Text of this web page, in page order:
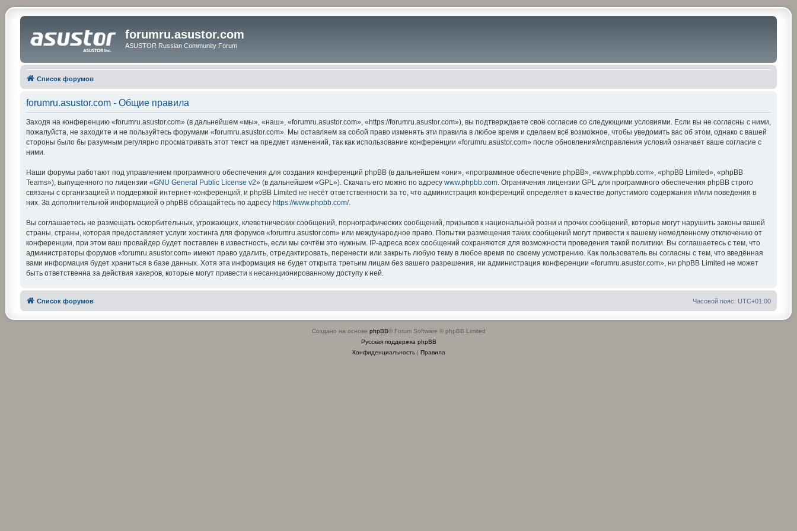
forumru.asustor.com
ASUSTOR Russian Community Forum
Список форумов
forumru.asustor.com - Общие правила
Заходя на конференцию «forumru.asustor.com» (в дальнейшем «мы», «наш», «forumru.asustor.com», «https://forumru.asustor.com»), вы подтверждаете своё согласие со следующими условиями. Если вы не согласны с ними,
пожалуйста, не заходите и не пользуйтесь форумами «forumru.asustor.com». Мы оставляем за собой право изменять эти правила в любое время и сделаем всё возможное, чтобы уведомить вас об этом, однако с вашей
стороны было бы разумным регулярно просматривать этот текст на предмет изменений, так как использование конференции «forumru.asustor.com» после обновления/исправления условий означает ваше согласие с
ними.
Наши форумы работают под управлением программного обеспечения для создания конференций phpBB (в дальнейшем «они», «программное обеспечение phpBB», «www.phpbb.com», «phpBB Limited», «phpBB
Teams»), выпущенного по лицензии «GNU General Public License v2» (в дальнейшем «GPL»). Скачать его можно по адресу www.phpbb.com. Ограничения лицензии GPL для программного обеспечения phpBB строго
связаны с организацией и поддержкой интернет-конференций, и phpBB Limited не несёт ответственности за то, что администрация конференций определяет в качестве допустимого содержания и/или поведения в
них. За дополнительной информацией о phpBB обращайтесь по адресу https://www.phpbb.com/.
Вы соглашаетесь не размещать оскорбительных, угрожающих, клеветнических сообщений, порнографических сообщений, призывов к национальной розни и прочих сообщений, которые могут нарушить законы вашей
страны, страны, которая предоставляет услуги хостинга для форумов «forumru.asustor.com» или международное право. Попытки размещения таких сообщений могут привести к вашему немедленному отключению от
конференции, при этом ваш провайдер будет поставлен в известность, если мы сочтём это нужным. IP-адреса всех сообщений сохраняются для возможности проведения такой политики. Вы соглашаетесь с тем, что
администраторы форумов «forumru.asustor.com» имеют право удалить, отредактировать, перенести или закрыть любую тему в любое время по своему усмотрению. Как пользователь вы согласны с тем, что введённая
вами информация будет храниться в базе данных. Хотя эта информация не будет открыта третьим лицам без вашего разрешения, ни администрация конференции «forumru.asustor.com», ни phpBB Limited не может
быть ответственна за действия хакеров, которые могут привести к несанкционированному доступу к ней.
Список форумов Часовой пояс: UTC+01:00
Создано на основе phpBB® Forum Software © phpBB Limited
Русская поддержка phpBB
Конфиденциальность| Правила